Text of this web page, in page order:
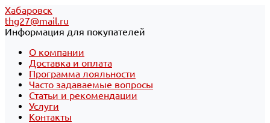
Хабаровск
thg27@mail.ru
Информация для покупателей
О компании
Доставка и оплата
Программа лояльности
Часто задаваемые вопросы
Статьи и рекомендации
Услуги
Контакты